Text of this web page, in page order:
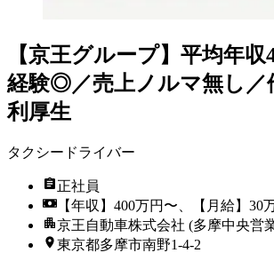
【京王グループ】平均年収
経験◎／売上ノルマ無し／
利厚生
タクシードライバー
正社員
【年収】400万円〜、【月給】30
京王自動車株式会社 (多摩中央営
東京都多摩市南野1-4-2